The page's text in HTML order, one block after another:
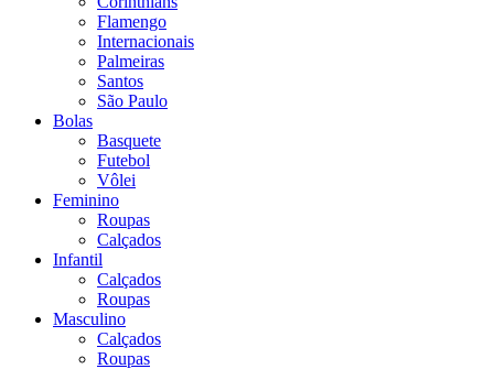
Flamengo
Internacionais
Palmeiras
Santos
São Paulo
Bolas
Basquete
Futebol
Vôlei
Feminino
Roupas
Calçados
Infantil
Calçados
Roupas
Masculino
Calçados
Roupas